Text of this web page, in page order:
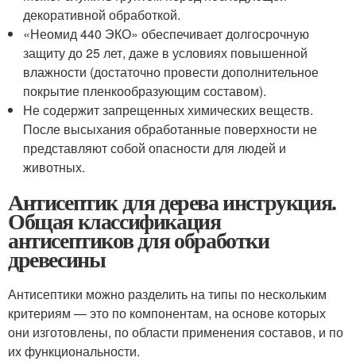
декоративной обработкой.
«Неомид 440 ЭКО» обеспечивает долгосрочную
защиту до 25 лет, даже в условиях повышенной
влажности (достаточно провести дополнительное
покрытие пленкообразующим составом).
Не содержит запрещенных химических веществ.
После высыхания обработанные поверхности не
представляют собой опасности для людей и
животных.
Антисептик для дерева инструкция.
Общая классификация
антисептиков для обработки
древесины
Антисептики можно разделить на типы по нескольким
критериям — это по компонентам, на основе которых
они изготовлены, по области применения составов, и по
их функциональности.